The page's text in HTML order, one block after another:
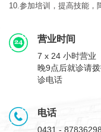
10.参加培训，提高技能，
营业时间
7 x 24 小时营业
晚9点后就诊请
诊电话
电话
0431 -